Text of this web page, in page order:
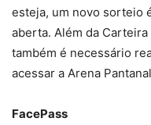
esteja, um novo sorteio
aberta. Além da
também é necessário
acessar a Arena
FacePass